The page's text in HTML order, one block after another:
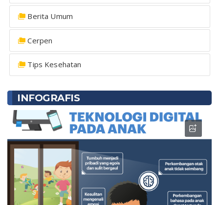
Berita Umum
Cerpen
Tips Kesehatan
INFOGRAFIS